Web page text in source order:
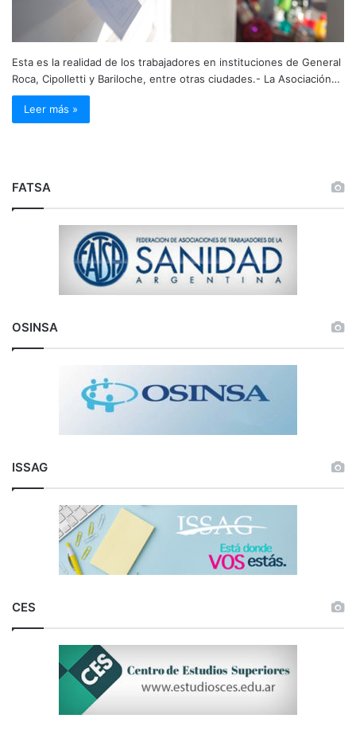
Esta es la realidad de los trabajadores en instituciones de General
Roca, Cipolletti y Bariloche, entre otras ciudades.- La Asociación…
Leer más »
FATSA
OSINSA
ISSAG
CES